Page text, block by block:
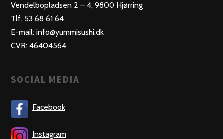
Vendelbopladsen 2 – 4, 9800 Hjørring
Tlf. 53 68 61 64
E-mail: info@yummisushi.dk
CVR: 46404564
SOCIAL MEDIA
Facebook
Instagram